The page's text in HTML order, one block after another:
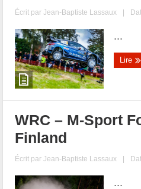
Écrit parJean-Baptiste Lassaux |
...
Lire
WRC – M-Sport
Finland
Écrit parJean-Baptiste Lassaux |
...